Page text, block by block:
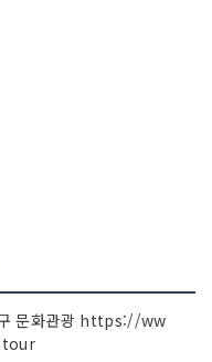
문화관광 https://ww